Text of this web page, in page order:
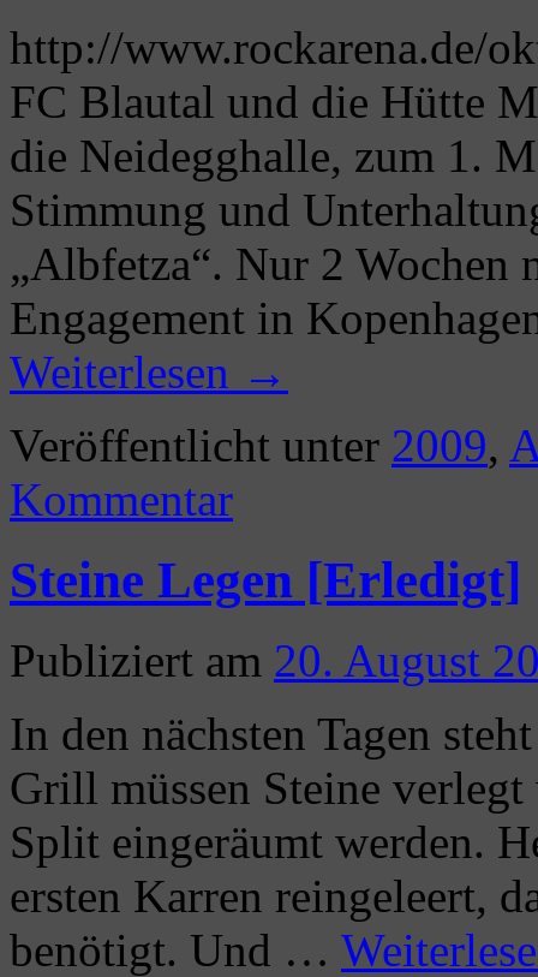
http://www.rockarena.de/
FC Blautal und die Hütte
die Neidegghalle, zum 1.
Stimmung und
„Albfetza“. Nur 2 Wochen
Engagement in
Weiterlesen →
Veröffentlicht unter 2009,
Kommentar
Steine Legen [Erledigt]
Publiziert am 20. August
In den nächsten Tagen
Grill müssen Steine
Split eingeräumt werden.
ersten Karren reingeleert,
benötigt. Und …